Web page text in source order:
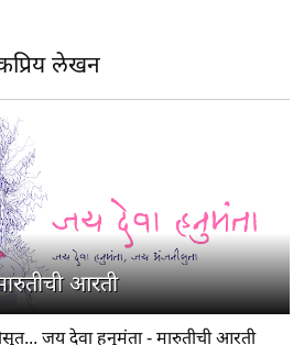
लेखन
आरती
जय देवा हनुमंता - मारुतीची आरती